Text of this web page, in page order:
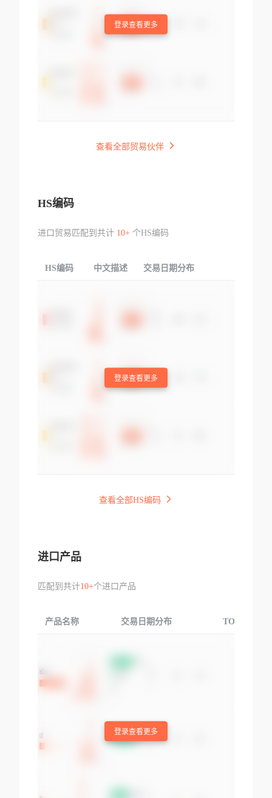
登录查看更多
查看全部贸易伙伴
HS编码
进口贸易匹配到共计 10+个HS编码
HS编码 中文描述 交易日期分布
登录查看更多
查看全部HS编码
进口产品
匹配到共计10+个进口产品
产品名称 交易日期分布 TOP3交易国
登录查看更多